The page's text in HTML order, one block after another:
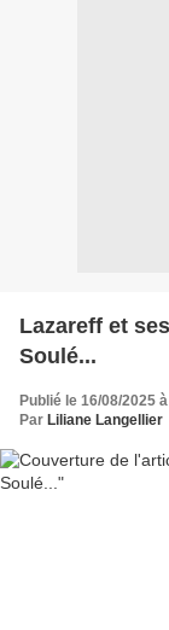
Lazareff et
Soulé...
Publié le 16/08/2025
Par Liliane Langellier